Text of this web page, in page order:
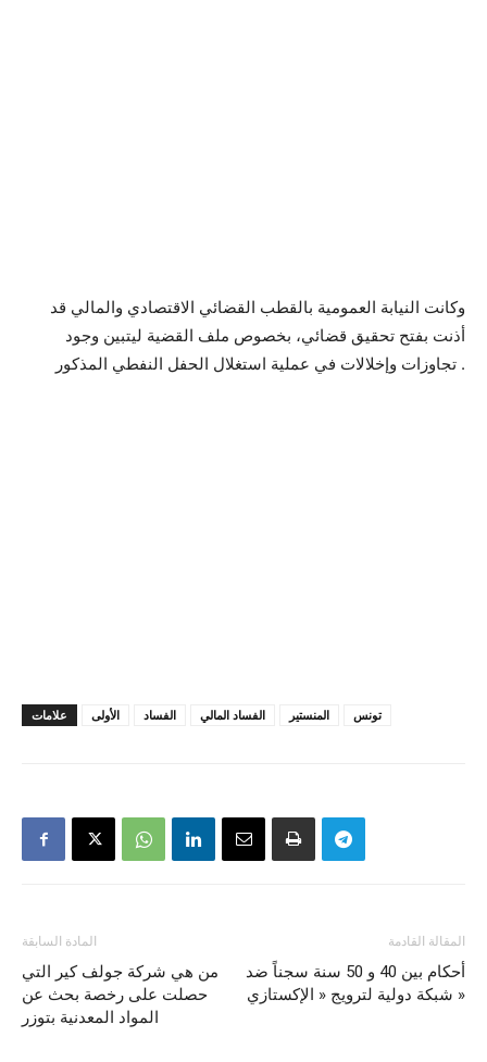
وكانت النيابة العمومية بالقطب القضائي الاقتصادي والمالي قد
أذنت بفتح تحقيق قضائي، بخصوص ملف القضية ليتبين وجود
تجاوزات وإخلالات في عملية استغلال الحفل النفطي المذكور .
علامات الأولى الفساد الفساد المالي المنستير تونس
المادة السابقة
من هي شركة جولف كير التي
حصلت على رخصة بحث عن
المواد المعدنية بتوزر
المقالة القادمة
أحكام بين 40 و 50 سنة سجناً ضد
شبكة دولية لترويج « الإكستازي »